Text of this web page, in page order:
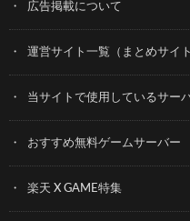
広告掲載について
運営サイト一覧（まとめサイト
当サイトで使用しているサー
おすすめ無料ゲームサーバー
楽天 X GAME特集